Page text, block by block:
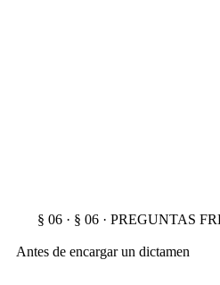
§ 06 · § 06 · PREGUNTAS
Antes de encargar un dictamen